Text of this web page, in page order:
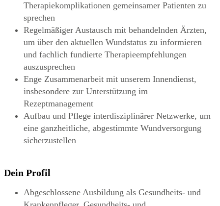
Therapiekomplikationen gemeinsamer Patienten zu
sprechen
Regelmäßiger Austausch mit behandelnden Ärzten,
um über den aktuellen Wundstatus zu informieren
und fachlich fundierte Therapieempfehlungen
auszusprechen
Enge Zusammenarbeit mit unserem Innendienst,
insbesondere zur Unterstützung im
Rezeptmanagement
Aufbau und Pflege interdisziplinärer Netzwerke, um
eine ganzheitliche, abgestimmte Wundversorgung
sicherzustellen
Dein Profil
Abgeschlossene Ausbildung als Gesundheits- und